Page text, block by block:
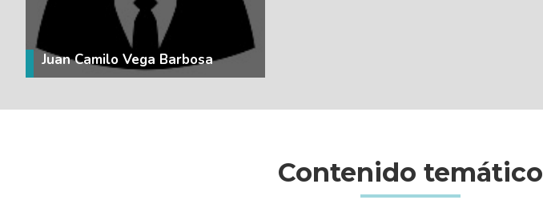
Juan Camilo Vega Barbosa
Contenido temático